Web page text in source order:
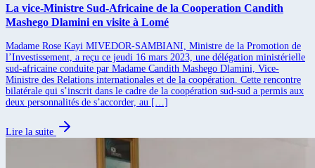
La vice-Ministre Sud-Africaine de la Cooperation Candith
Mashego Dlamini en visite à Lomé
Madame Rose Kayi MIVEDOR-SAMBIANI, Ministre de la Promotion de
l’Investissement, a reçu ce jeudi 16 mars 2023, une délégation ministérielle
sud-africaine conduite par Madame Candith Mashego Dlamini, Vice-
Ministre des Relations internationales et de la coopération. Cette rencontre
bilatérale qui s’inscrit dans le cadre de la coopération sud-sud a permis aux
deux personnalités de s’accorder, au […]
Lire la suite